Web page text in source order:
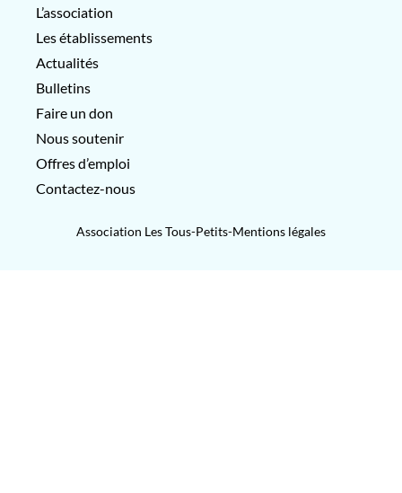
L’association
Les établissements
Actualités
Bulletins
Faire un don
Nous soutenir
Offres d’emploi
Contactez-nous
Association Les Tous-Petits-Mentions légales